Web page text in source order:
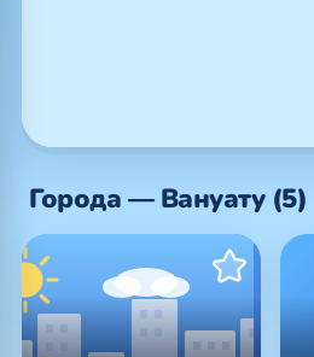
Города — Вануату (5)